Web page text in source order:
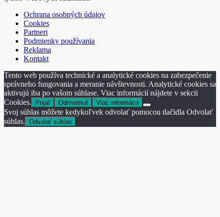
Ochrana osobných údajov
Cookies
Partneri
Podmienky používania
Reklama
Kontakt
Tento web používa technické a analytické cookies na zabezpečenie
správneho fungovania a meranie návštevnosti. Analytické cookies sa
aktivujú iba po vašom súhlase. Viac informácií nájdete v sekcii
Cookies.
Prijať Odmietnuť Viac informácií
Svoj súhlas môžete kedykoľvek odvolať pomocou tlačidla Odvolať
súhlas. Odvolať súhlas